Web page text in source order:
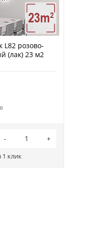
L82 розово-
(лак) 23 м2
1 клик